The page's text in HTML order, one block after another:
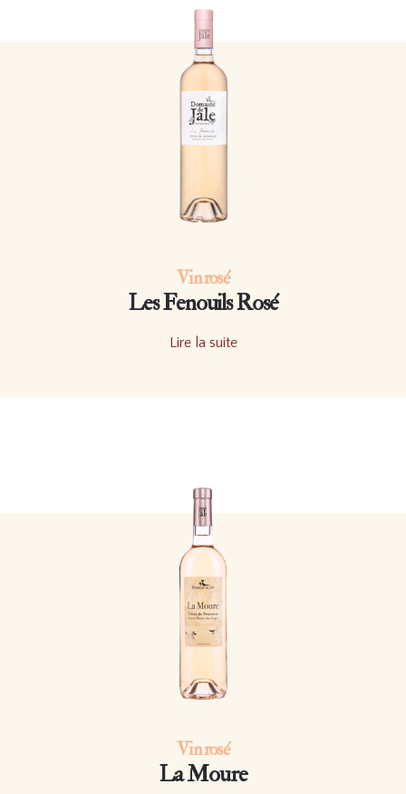
Vin rosé
Les Fenouils Rosé
Lire la suite
Vin rosé
La Moure